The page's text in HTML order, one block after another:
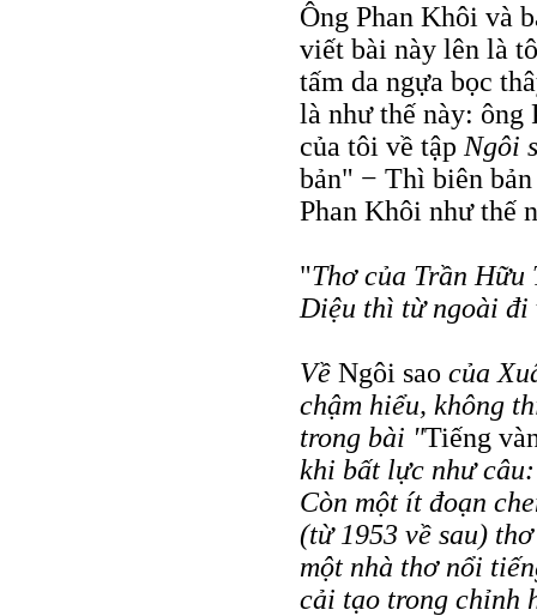
Ông Phan Khôi và
viết bài này lên là
tấm da ngựa bọc
là như thế này:
của tôi về tập Ngôi
bản" − Thì biên
Phan Khôi như thế
"Thơ của Trần Hữu
Diệu thì từ ngoài đi
Về Ngôi sao của
chậm hiểu, không
trong bài "Tiếng
khi bất lực như câu:
Còn một ít đoạn
(từ 1953 về sau)
một nhà thơ nổi
cải tạo trong chỉnh